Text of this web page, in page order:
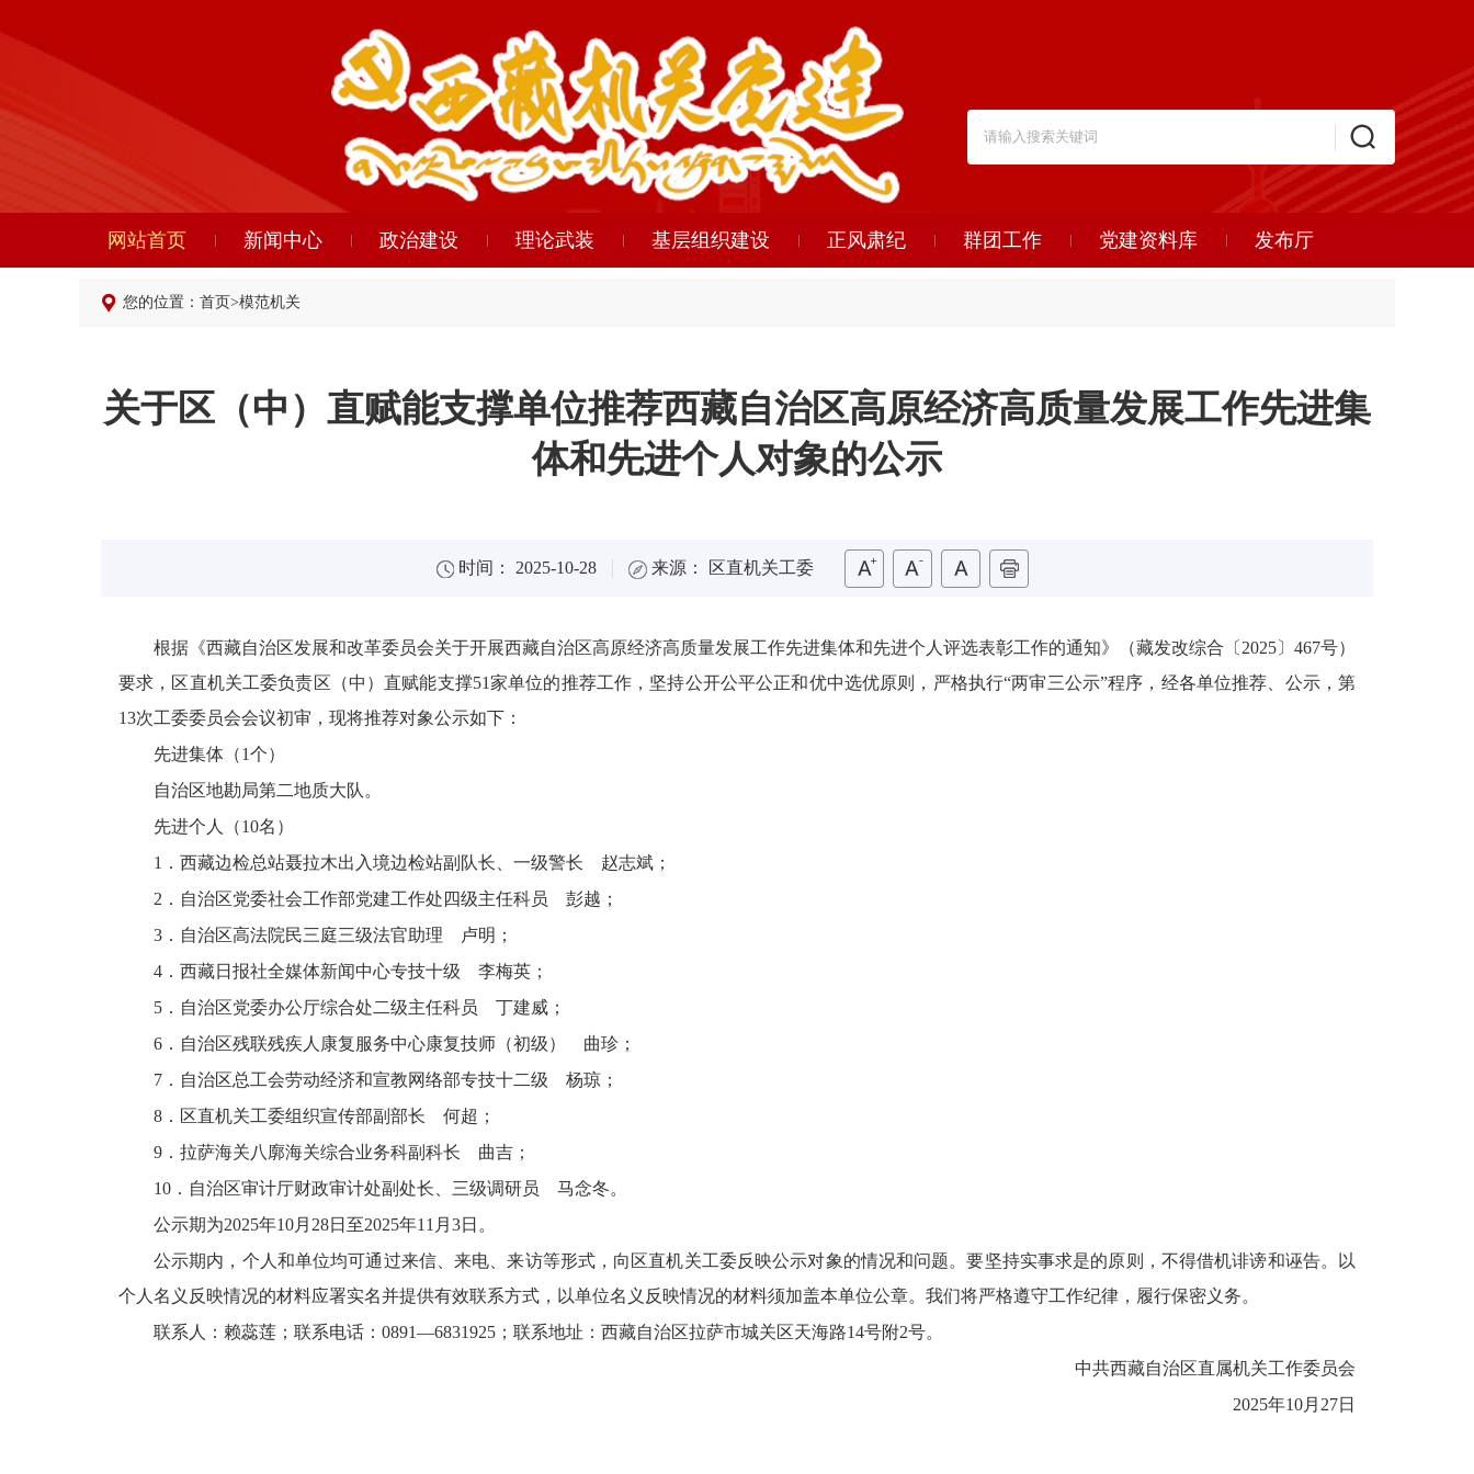
网站首页 新闻中心 政治建设 理论武装 基层组织建设 正风肃纪 群团工作 党建资料库 发布厅
您的位置： 首页>模范机关
关于区（中）直赋能支撑单位推荐西藏自治区高原经济高质量发展工作先进集
体和先进个人对象的公示
时间： 2025-10-28 来源： 区直机关工委
根据《西藏自治区发展和改革委员会关于开展西藏自治区高原经济高质量发展工作先进集体和先进个人评选表彰工作的通知》（藏发改综合〔2025〕467号）
要求，区直机关工委负责区（中）直赋能支撑51家单位的推荐工作，坚持公开公平公正和优中选优原则，严格执行“两审三公示”程序，经各单位推荐、公示，第
13次工委委员会会议初审，现将推荐对象公示如下：
先进集体（1个）
自治区地勘局第二地质大队。
先进个人（10名）
1．西藏边检总站聂拉木出入境边检站副队长、一级警长 赵志斌；
2．自治区党委社会工作部党建工作处四级主任科员 彭越；
3．自治区高法院民三庭三级法官助理 卢明；
4．西藏日报社全媒体新闻中心专技十级 李梅英；
5．自治区党委办公厅综合处二级主任科员 丁建威；
6．自治区残联残疾人康复服务中心康复技师（初级） 曲珍；
7．自治区总工会劳动经济和宣教网络部专技十二级 杨琼；
8．区直机关工委组织宣传部副部长 何超；
9．拉萨海关八廓海关综合业务科副科长 曲吉；
10．自治区审计厅财政审计处副处长、三级调研员 马念冬。
公示期为2025年10月28日至2025年11月3日。
公示期内，个人和单位均可通过来信、来电、来访等形式，向区直机关工委反映公示对象的情况和问题。要坚持实事求是的原则，不得借机诽谤和诬告。以
个人名义反映情况的材料应署实名并提供有效联系方式，以单位名义反映情况的材料须加盖本单位公章。我们将严格遵守工作纪律，履行保密义务。
联系人：赖蕊莲；联系电话：0891—6831925；联系地址：西藏自治区拉萨市城关区天海路14号附2号。
中共西藏自治区直属机关工作委员会
2025年10月27日